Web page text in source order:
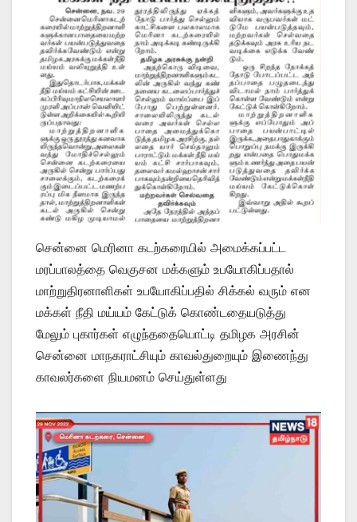
சென்னை மெரினா கடற்கரையில் அமைக்கப்பட்ட
மரப்பாலத்தை வெகுசன மக்களும் உபயோகிப்பதால்
மாற்றுதிரனாளிகள் உபயோகிப்பதில் சிக்கல் வரும் என
மக்கள் நீதி மய்யம் கேட்டுக் கொண்டதையடுத்து
மேலும் புகார்கள் எழுந்ததையொட்டி தமிழக அரசின்
சென்னை மாநகராட்சியும் காவல்துறையும் இணைந்து
காவலர்களை நியமனம் செய்துள்ளது